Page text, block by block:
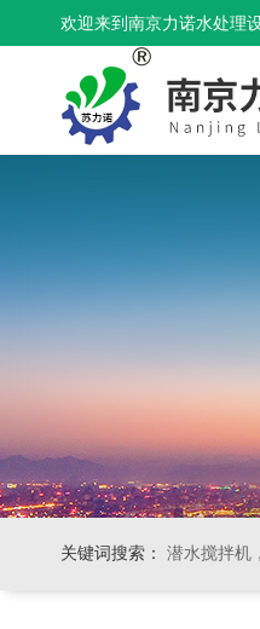
欢迎来到南京力诺水处理
关键词搜索： 潜水搅拌机，